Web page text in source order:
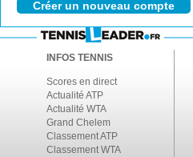
INFOS TENNIS
Scores en direct
Actualité ATP
Actualité WTA
Grand Chelem
Classement ATP
Classement WTA